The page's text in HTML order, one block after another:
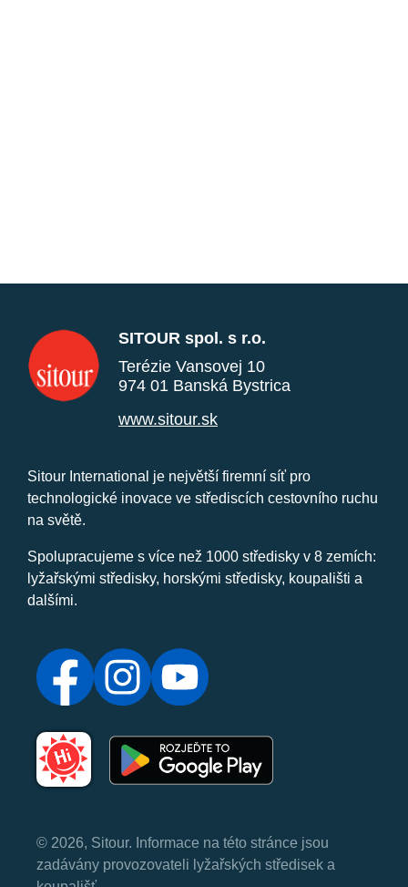
SITOUR spol. s r.o.
Terézie Vansovej 10
974 01 Banská Bystrica
www.sitour.sk
Sitour International je největší firemní síť pro
technologické inovace ve střediscích cestovního ruchu
na světě.
Spolupracujeme s více než 1000 středisky v 8 zemích:
lyžařskými středisky, horskými středisky, koupališti a
dalšími.
© 2026, Sitour. Informace na této stránce jsou
zadávány provozovateli lyžařských středisek a